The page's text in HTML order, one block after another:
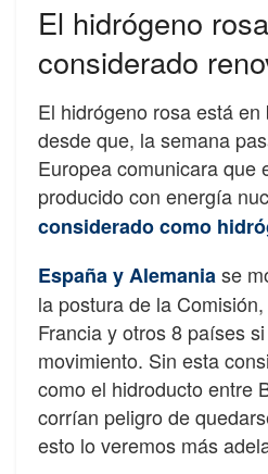
El hidrógeno
considerado
El hidrógeno rosa está
desde que, la semana
Europea comunicara que
producido con energía
considerado como
España y Alemaniase
la postura de la
Francia y otros 8 países
movimiento. Sin esta
como el hidroducto entre
corrían peligro de
esto lo veremos más